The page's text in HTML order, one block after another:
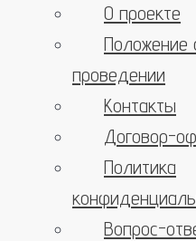
О проекте
Положение
проведении
Контакты
Договор-
Политика
Вопрос-